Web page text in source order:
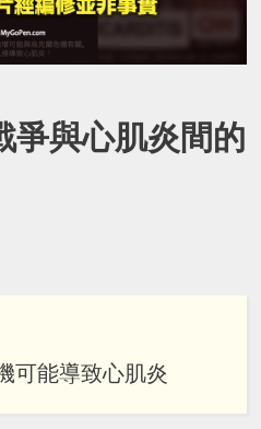
爭與心肌炎間的
可能導致心肌炎